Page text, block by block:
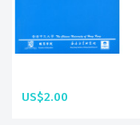
US$2.00